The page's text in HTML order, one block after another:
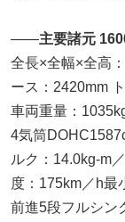
――主要諸元
全長×全幅×全高
ース：2420mm
車両重量：
4気筒
ルク：14.0kg-m
度：175km／h︎最
前進5段フルシン